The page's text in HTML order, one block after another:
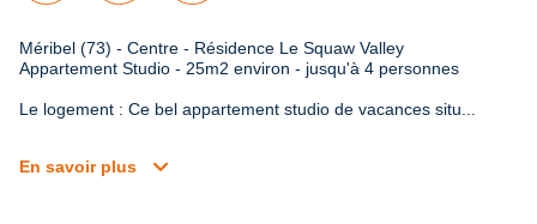
Méribel (73) - Centre - Résidence Le Squaw Valley
Appartement Studio - 25m2 environ - jusqu'à 4 personnes
Le logement : Ce bel appartement studio de vacances situ...
En savoir plus expand_more